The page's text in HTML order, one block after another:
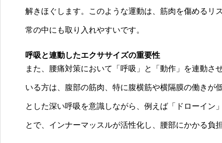
解きほぐします。このような運動は、筋肉を傷めるリ
常の中にも取り入れやすいです。
呼吸と連動したエクササイズの重要性
また、腰痛対策において「呼吸」と「動作」を連動
いる方は、腹部の筋肉、特に腹横筋や横隔膜の働きが
とした深い呼吸を意識しながら、例えば「ドローイ
とで、インナーマッスルが活性化し、腰部にかかる負